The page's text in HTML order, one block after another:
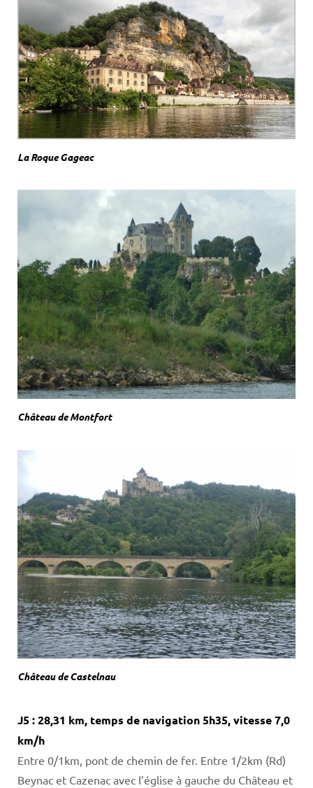
La Roque Gageac
Château de Montfort
Château de Castelnau
J5 : 28,31 km, temps de navigation 5h35, vitesse 7,0
km/h
Entre 0/1km, pont de chemin de fer. Entre 1/2km (Rd)
Beynac et Cazenac avec l’église à gauche du Château et